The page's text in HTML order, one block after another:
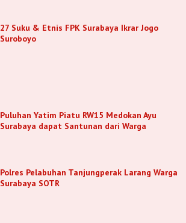
27 Suku & Etnis FPK Surabaya Ikrar Jogo
Suroboyo
Puluhan Yatim Piatu RW15 Medokan Ayu
Surabaya dapat Santunan dari Warga
Polres Pelabuhan Tanjungperak Larang Warga
Surabaya SOTR